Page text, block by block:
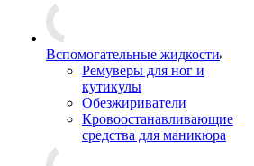
Вспомогательные жидкости
Ремуверы для ног и
кутикулы
Обезжириватели
Кровоостанавливающие
средства для маникюра